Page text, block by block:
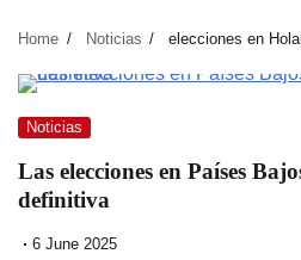
Home Noticias elecciones en
Noticias
Las elecciones en Países
definitiva
6 June 2025